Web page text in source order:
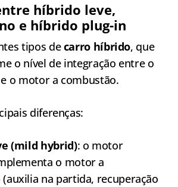
híbrido leve,
e híbrido plug-in
tipos decarro híbrido, que
o nível de integração entre o
o motor a combustão.
diferenças:
(mild hybrid): o motor
o motor a
na partida, recuperação